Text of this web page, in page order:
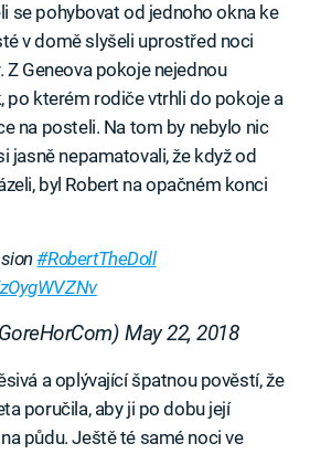
se pohybovat od jednoho okna ke
v domě slyšeli uprostřed noci
Z Geneova pokoje nejednou
po kterém rodiče vtrhli do pokoje a
na posteli. Na tom by nebylo nic
jasně nepamatovali, že když od
byl Robert na opačném konci
#RobertTheDoll
May 22, 2018
a oplývající špatnou pověstí, že
poručila, aby ji po dobu její
půdu. Ještě té samé noci ve